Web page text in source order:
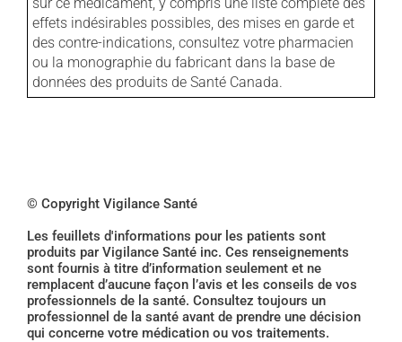
effets indésirables possibles, des mises en garde et
des contre-indications, consultez votre pharmacien
ou la monographie du fabricant dans la base de
données des produits de Santé Canada.
© Copyright Vigilance Santé
Les feuillets d'informations pour les patients sont
produits par Vigilance Santé inc. Ces renseignements
sont fournis à titre d’information seulement et ne
remplacent d’aucune façon l’avis et les conseils de vos
professionnels de la santé. Consultez toujours un
professionnel de la santé avant de prendre une décision
qui concerne votre médication ou vos traitements.